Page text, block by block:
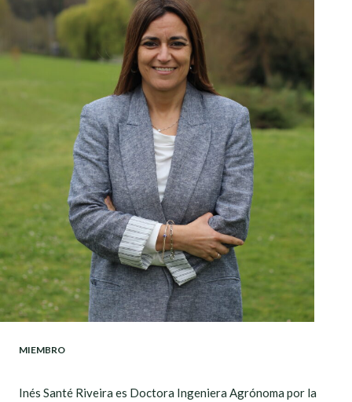
MIEMBRO
Inés Santé Riveira es Doctora Ingeniera Agrónoma por la